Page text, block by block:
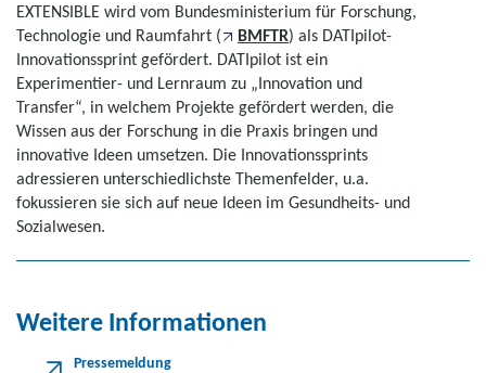
EXTENSIBLE wird vom Bundesministerium für Forschung,
Technologie und Raumfahrt (
BMFTR) als DATIpilot-
Innovationssprint gefördert. DATIpilot ist ein
Experimentier- und Lernraum zu „Innovation und
Transfer“, in welchem Projekte gefördert werden, die
Wissen aus der Forschung in die Praxis bringen und
innovative Ideen umsetzen. Die Innovationssprints
adressieren unterschiedlichste Themenfelder, u.a.
fokussieren sie sich auf neue Ideen im Gesundheits- und
Sozialwesen.
Weitere Informationen
Pressemeldung